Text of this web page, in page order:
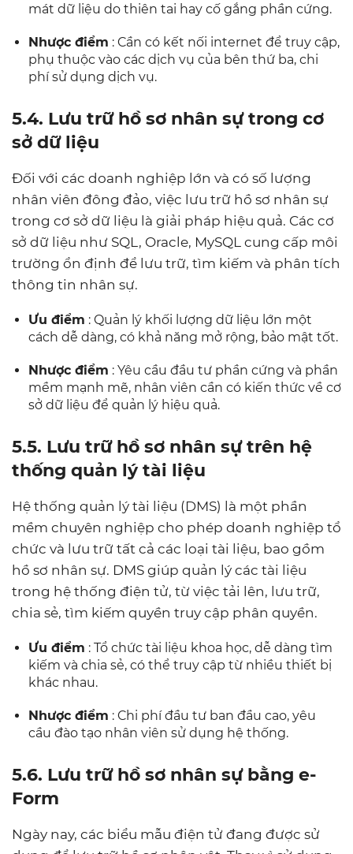
mát dữ liệu do thiên tai hay cố gắng phần cứng.
Nhược điểm : Cần có kết nối internet để truy cập,
phụ thuộc vào các dịch vụ của bên thứ ba, chi
phí sử dụng dịch vụ.
5.4. Lưu trữ hồ sơ nhân sự trong cơ
sở dữ liệu
Đối với các doanh nghiệp lớn và có số lượng
nhân viên đông đảo, việc lưu trữ hồ sơ nhân sự
trong cơ sở dữ liệu là giải pháp hiệu quả. Các cơ
sở dữ liệu như SQL, Oracle, MySQL cung cấp môi
trường ổn định để lưu trữ, tìm kiếm và phân tích
thông tin nhân sự.
Ưu điểm : Quản lý khối lượng dữ liệu lớn một
cách dễ dàng, có khả năng mở rộng, bảo mật tốt.
Nhược điểm : Yêu cầu đầu tư phần cứng và phần
mềm mạnh mẽ, nhân viên cần có kiến ​​thức về cơ
sở dữ liệu để quản lý hiệu quả.
5.5. Lưu trữ hồ sơ nhân sự trên hệ
thống quản lý tài liệu
Hệ thống quản lý tài liệu (DMS) là một phần
mềm chuyên nghiệp cho phép doanh nghiệp tổ
chức và lưu trữ tất cả các loại tài liệu, bao gồm
hồ sơ nhân sự. DMS giúp quản lý các tài liệu
trong hệ thống điện tử, từ việc tải lên, lưu trữ,
chia sẻ, tìm kiếm quyền truy cập phân quyền.
Ưu điểm : Tổ chức tài liệu khoa học, dễ dàng tìm
kiếm và chia sẻ, có thể truy cập từ nhiều thiết bị
khác nhau.
Nhược điểm : Chi phí đầu tư ban đầu cao, yêu
cầu đào tạo nhân viên sử dụng hệ thống.
5.6. Lưu trữ hồ sơ nhân sự bằng e-
Form
Ngày nay, các biểu mẫu điện tử đang được sử